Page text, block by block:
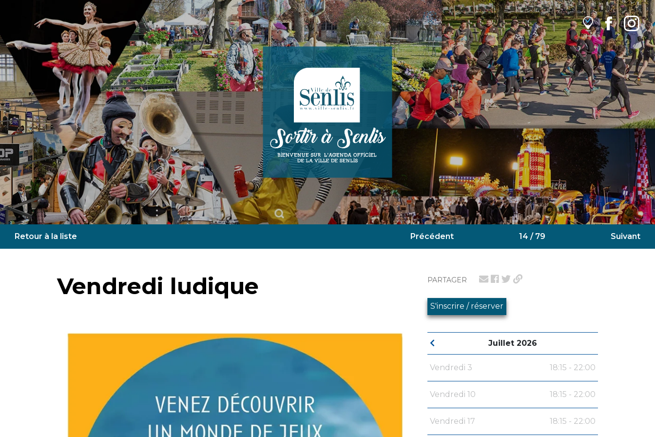
Retour à la liste Précédent 14 / 79 Suivant
PARTAGER
S'inscrire / réserver
Juillet 2026
Vendredi 3 18:15 - 22:00
Vendredi 10 18:15 - 22:00
Vendredi 17 18:15 - 22:00
Vendredi ludique